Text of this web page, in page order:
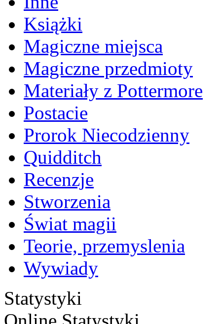
Książki
Magiczne miejsca
Magiczne przedmioty
Materiały z Pottermore
Postacie
Prorok Niecodzienny
Quidditch
Recenzje
Stworzenia
Świat magii
Teorie, przemyslenia
Wywiady
Statystyki